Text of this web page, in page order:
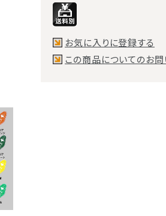
お気に入りに登録する
この商品についてのお